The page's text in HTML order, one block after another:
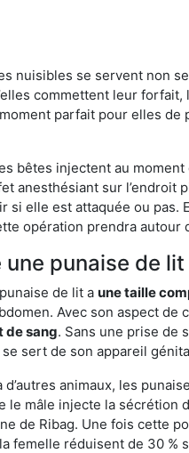
nuisibles se servent non
commettent leur
parfait pour elles
bêtes injectent au
anesthésiant sur l’endroit
si elle est attaquée ou
opération prendra
punaise de
de lit a une taille
Avec son aspect
de sang. Sans une prise de
sert de son appareil
animaux, les
le mâle injecte la
de Ribag. Une fois cette
femelle réduisent de 30